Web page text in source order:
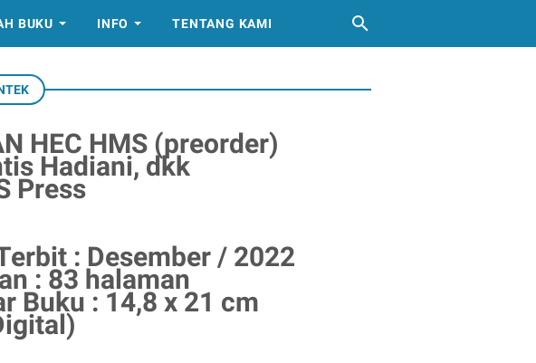
BUKU INFO TENTANG KAMI
HEC HMS (preorder)
Hadiani, dkk
Press
: Desember / 2022
: 83 halaman
Buku : 14,8 x 21 cm